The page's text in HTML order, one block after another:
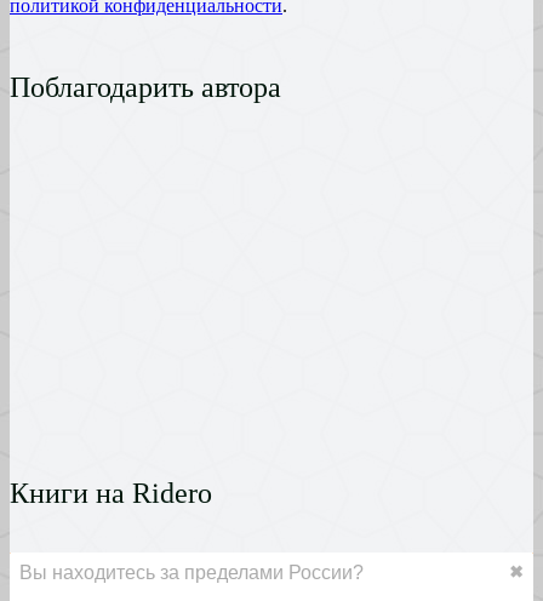
политикой конфиденциальности.
Поблагодарить автора
Книги на Ridero